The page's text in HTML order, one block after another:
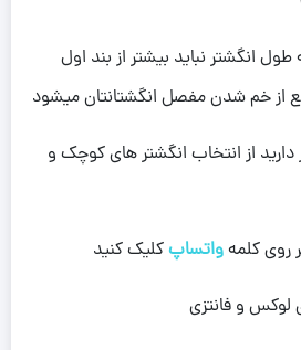
طول انگشتر نباید بیشتر از بند اول
از خم شدن مفصل انگشتانتان میشود
دارید از انتخاب انگشتر های کوچک و
روی کلمهواتساپکلیک کنید
لوکس و فانتزی